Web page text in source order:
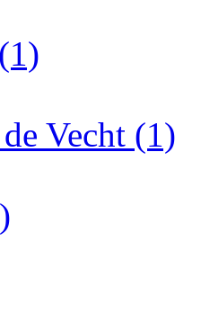
Vecht (1)